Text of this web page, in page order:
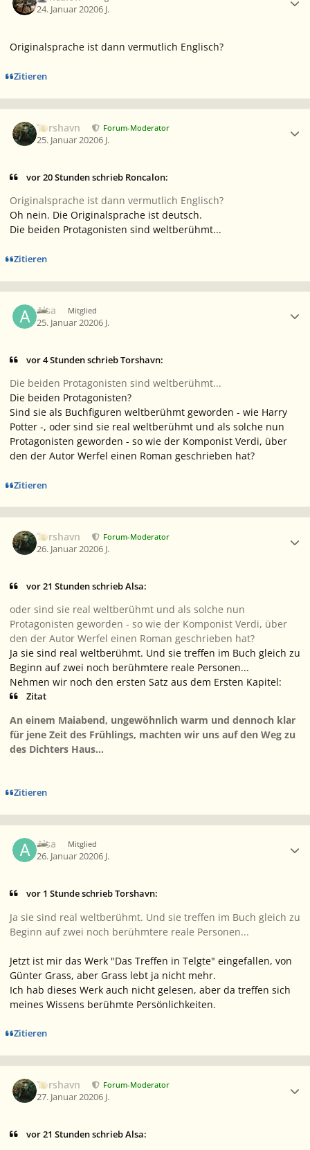
24. Januar 20206 J.
Originalsprache ist dann vermutlich Englisch?
Zitieren
Torshavn Forum-Moderator
25. Januar 20206 J.
vor 20 Stunden schrieb Roncalon:
Originalsprache ist dann vermutlich Englisch?
Oh nein. Die Originalsprache ist deutsch.
Die beiden Protagonisten sind weltberühmt...
Zitieren
Alsa Mitglied
25. Januar 20206 J.
vor 4 Stunden schrieb Torshavn:
Die beiden Protagonisten sind weltberühmt...
Die beiden Protagonisten?
Sind sie als Buchfiguren weltberühmt geworden - wie Harry
Potter -, oder sind sie real weltberühmt und als solche nun
Protagonisten geworden - so wie der Komponist Verdi, über
den der Autor Werfel einen Roman geschrieben hat?
Zitieren
Torshavn Forum-Moderator
26. Januar 20206 J.
vor 21 Stunden schrieb Alsa:
oder sind sie real weltberühmt und als solche nun
Protagonisten geworden - so wie der Komponist Verdi, über
den der Autor Werfel einen Roman geschrieben hat?
Ja sie sind real weltberühmt. Und sie treffen im Buch gleich zu
Beginn auf zwei noch berühmtere reale Personen...
Nehmen wir noch den ersten Satz aus dem Ersten Kapitel:
Zitat
An einem Maiabend, ungewöhnlich warm und dennoch klar
für jene Zeit des Frühlings, machten wir uns auf den Weg zu
des Dichters Haus...
Zitieren
Alsa Mitglied
26. Januar 20206 J.
vor 1 Stunde schrieb Torshavn:
Ja sie sind real weltberühmt. Und sie treffen im Buch gleich zu
Beginn auf zwei noch berühmtere reale Personen...
Jetzt ist mir das Werk "Das Treffen in Telgte" eingefallen, von
Günter Grass, aber Grass lebt ja nicht mehr.
Ich hab dieses Werk auch nicht gelesen, aber da treffen sich
meines Wissens berühmte Persönlichkeiten.
Zitieren
Torshavn Forum-Moderator
27. Januar 20206 J.
vor 21 Stunden schrieb Alsa: